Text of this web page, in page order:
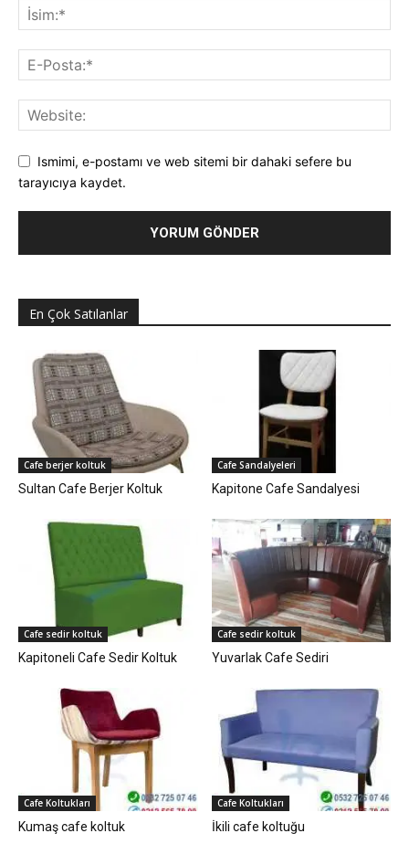
Ismimi, e-postamı ve web sitemi bir dahaki sefere bu
tarayıcıya kaydet.
En Çok Satılanlar
Cafe berjer koltuk
Sultan Cafe Berjer Koltuk
Cafe Sandalyeleri
Kapitone Cafe Sandalyesi
Cafe sedir koltuk
Kapitoneli Cafe Sedir Koltuk
Cafe sedir koltuk
Yuvarlak Cafe Sediri
Cafe Koltukları
Kumaş cafe koltuk
Cafe Koltukları
İkili cafe koltuğu